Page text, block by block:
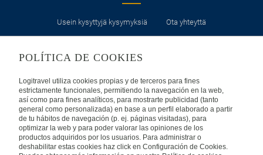
Usein kysyttyjä kysymyksiä Ota yhteyttä
KÄYTTÖEHDOT
Oikeudellinen huomautus Yleiset valmismatkaehdot
Evästekäytäntömme
MUISSA MAISSA
POLÍTICA DE COOKIES
Logitravel utiliza cookies propias y de terceros para fines
estrictamente funcionales, permitiendo la navegación en la web,
así como para fines analíticos, para mostrarte publicidad (tanto
general como personalizada) en base a un perfil elaborado a partir
de tu hábitos de navegación (p. ej. páginas visitadas), para
optimizar la web y para poder valorar las opiniones de los
productos adquiridos por los usuarios. Para administrar o
deshabilitar estas cookies haz click en Configuración de Cookies.